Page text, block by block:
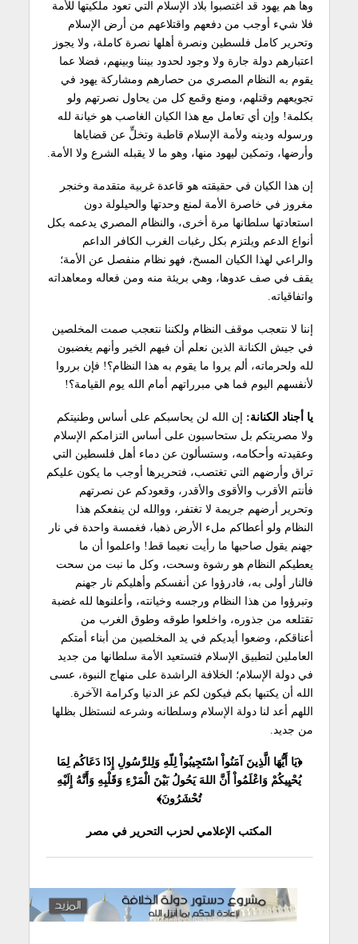
وها هم يهود قد اغتصبوا بلاد الإسلام التي تعود ملكيتها للأمة
فلا شيء أوجب من دفعهم واقتلاعهم من أرض الإسلام
وتحرير كامل فلسطين ونصرة أهلها نصرة كاملة، ولا يجوز
اعتبارهم دولة جارة ولا وجود لحدود بيننا وبينهم، فضلا عما
يقوم به النظام المصري من حصارهم ومشاركة يهود في
تجويعهم وقتلهم، ومنع وقمع كل من يحاول نصرتهم ولو
بكلمة! وإن أي تعامل مع هذا الكيان الغاصب هو خيانة لله
ورسوله ودينه ولأمة الإسلام قاطبة وتخلٍّ عن قضاياها
وأرضها، وتمكين ليهود منها، وهو ما لا يقبله الشرع ولا الأمة.
إن هذا الكيان في حقيقته هو قاعدة غربية متقدمة وخنجر
مغروز في خاصرة الأمة لمنع وحدتها والحيلولة دون
استعادتها سلطانها مرة أخرى، والنظام المصري يدعمه بكل
أنواع الدعم ويلتزم بكل رغبات الغرب الكافر الداعم
والراعي لهذا الكيان المسخ، فهو نظام منفصل عن الأمة؛
يقف في صف عدوها، وهي بريئة منه ومن فعاله ومعاهداته
واتفاقياته.
إننا لا نتعجب موقف النظام ولكننا نتعجب صمت المخلصين
في جيش الكنانة الذين نعلم أن فيهم الخير وأنهم يغضبون
لله ولحرماته، ألم يروا ما يقوم به هذا النظام؟! فإن برروا
لأنفسهم اليوم فما هي مبرراتهم أمام الله يوم القيامة؟!
يا أجناد الكنانة: إن الله لن يحاسبكم على أساس وطنيتكم
ولا مصريتكم بل ستحاسبون على أساس التزامكم الإسلام
وعقيدته وأحكامه، وستسألون عن دماء أهل فلسطين التي
تراق وأرضهم التي تغتصب، فتحريرها أوجب ما يكون عليكم
فأنتم الأقرب والأقوى والأقدر، وقعودكم عن نصرتهم
وتحرير أرضهم جريمة لا تغتفر، ووالله لن ينفعكم هذا
النظام ولو أعطاكم ملء الأرض ذهبا، فغمسة واحدة في نار
جهنم يقول صاحبها ما رأيت نعيما قط! واعلموا أن ما
يعطيكم النظام هو رشوة وسحت، وكل ما نبت من سحت
فالنار أولى به، فادرؤوا عن أنفسكم وأهليكم نار جهنم
وتبرؤوا من هذا النظام ورجسه وخيانته، وأعلنوها لله غضبة
تقتلعه من جذوره، واخلعوا طوقه وطوق الغرب من
أعناقكم، وضعوا أيديكم في يد المخلصين من أبناء أمتكم
العاملين لتطبيق الإسلام فتستعيد الأمة سلطانها من جديد
في دولة الإسلام؛ الخلافة الراشدة على منهاج النبوة، عسى
الله أن يكتبها بكم فيكون لكم عز الدنيا وكرامة الآخرة.
اللهم أعد لنا دولة الإسلام وسلطانه وشرعه لنستظل بظلها
من جديد.
﴿يَا أَيُّهَا الَّذِينَ آمَنُواْ اسْتَجِيبُواْ لِلّهِ وَلِلرَّسُولِ إِذَا دَعَاكُم لِمَا
يُحْيِيكُمْ وَاعْلَمُواْ أَنَّ اللهَ يَحُولُ بَيْنَ الْمَرْءِ وَقَلْبِهِ وَأَنَّهُ إِلَيْهِ
تُحْشَرُونَ﴾
المكتب الإعلامي لحزب التحرير في مصر